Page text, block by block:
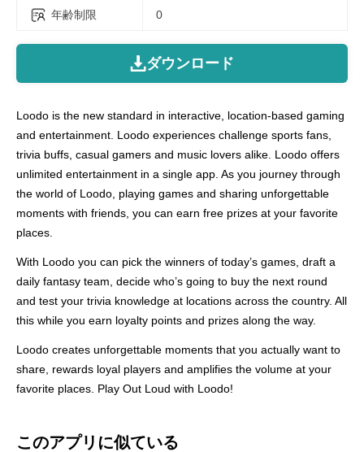
年齢制限 0
ダウンロード
Loodo is the new standard in interactive, location-based gaming
and entertainment. Loodo experiences challenge sports fans,
trivia buffs, casual gamers and music lovers alike. Loodo offers
unlimited entertainment in a single app. As you journey through
the world of Loodo, playing games and sharing unforgettable
moments with friends, you can earn free prizes at your favorite
places.
With Loodo you can pick the winners of today’s games, draft a
daily fantasy team, decide who’s going to buy the next round
and test your trivia knowledge at locations across the country. All
this while you earn loyalty points and prizes along the way.
Loodo creates unforgettable moments that you actually want to
share, rewards loyal players and amplifies the volume at your
favorite places. Play Out Loud with Loodo!
このアプリに似ている